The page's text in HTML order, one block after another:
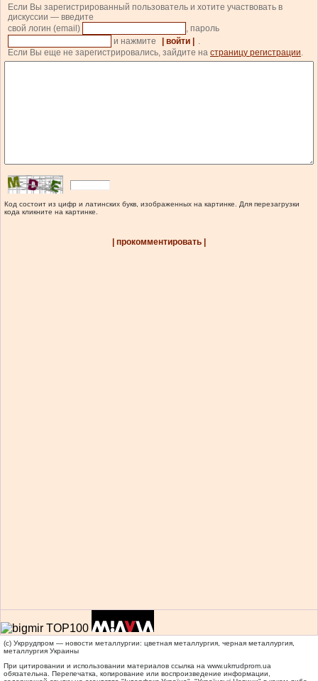
Если Вы зарегистрированный пользователь и хотите участвовать в
дискуссии — введите
свой логин (email)
, пароль
и нажмите
| войти |
.
Если Вы еще не зарегистрировались, зайдите на страницу регистрации.
Код состоит из цифр и латинских букв, изображенных на картинке. Для перезагрузки
кода кликните на картинке.
| прокомментировать |
(c) Укррудпром — новости металлургии: цветная металлургия, черная металлургия,
металлургия Украины
При цитировании и использовании материалов ссылка на www.ukrrudprom.ua
обязательна. Перепечатка, копирование или воспроизведение информации,